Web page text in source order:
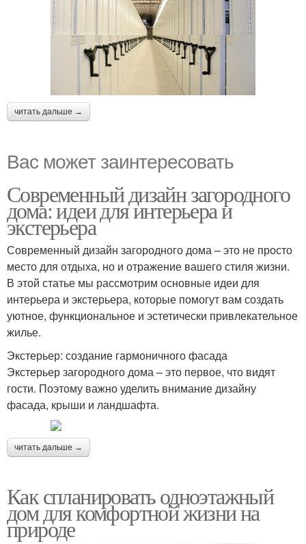
читать дальше →
Вас может заинтересовать
Современный дизайн загородного
дома: идеи для интерьера и
экстерьера
Современный дизайн загородного дома – это не просто
место для отдыха, но и отражение вашего стиля жизни.
В этой статье мы рассмотрим основные идеи для
интерьера и экстерьера, которые помогут вам создать
уютное, функциональное и эстетически привлекательное
жилье.
Экстерьер: создание гармоничного фасада
Экстерьер загородного дома – это первое, что видят
гости. Поэтому важно уделить внимание дизайну
фасада, крыши и ландшафта.
читать дальше →
Как спланировать одноэтажный
дом для комфортной жизни на
природе